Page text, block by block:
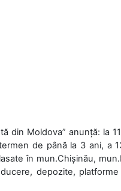
din Moldova” anunță: la
de până la 3 ani, a
în mun.Chișinău,
depozite,